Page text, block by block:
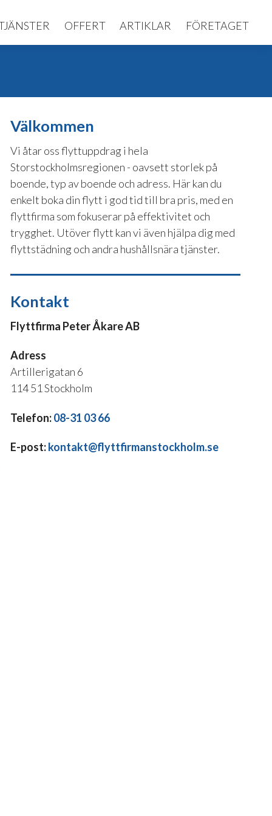
OFFERT ARTIKLAR FÖRETAGET
Välkommen
Vi åtar oss flyttuppdrag i hela
Storstockholmsregionen - oavsett storlek på
boende, typ av boende och adress. Här kan du
enkelt boka din flytt i god tid till bra pris, med en
flyttfirma som fokuserar på effektivitet och
trygghet. Utöver flytt kan vi även hjälpa dig med
flyttstädning och andra hushållsnära tjänster.
Kontakt
Flyttfirma Peter Åkare AB
Adress
Artillerigatan 6
114 51 Stockholm
Telefon:08-31 03 66
E-post:kontakt@flyttfirmanstockholm.se